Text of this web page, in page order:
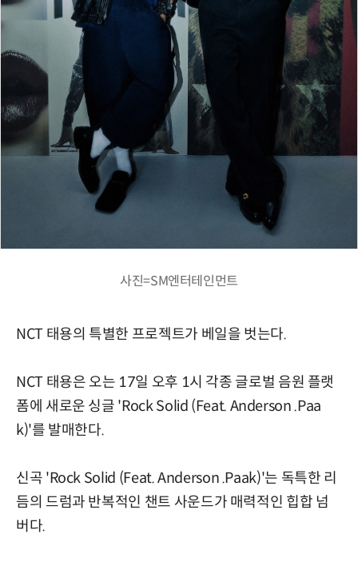
사진=SM엔터테인먼트
NCT 태용의 특별한 프로젝트가 베일을 벗는다.
NCT 태용은 오는 17일 오후 1시 각종 글로벌 음원 플랫
폼에 새로운 싱글 'Rock Solid (Feat. Anderson .Paa
k)'를 발매한다.
신곡 'Rock Solid (Feat. Anderson .Paak)'는 독특한 리
듬의 드럼과 반복적인 챈트 사운드가 매력적인 힙합 넘
버다.